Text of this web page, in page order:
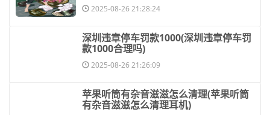
2025-08-26 21:28:24
​深圳违章停车罚款1000(深圳违章停车罚
款1000合理吗)
2025-08-26 21:26:09
​苹果听筒有杂音滋滋怎么清理(苹果听筒
有杂音滋滋怎么清理耳机)